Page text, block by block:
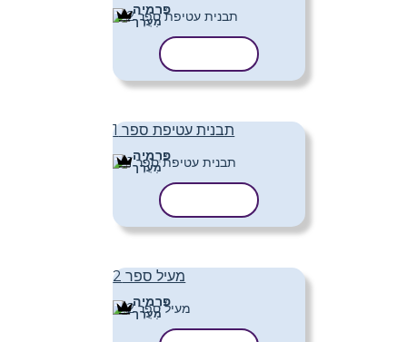
פּרֶמיָה
מַעֲרָך
תבנית עטיפת ספר 1
פּרֶמיָה
מַעֲרָך
מעיל ספר 2
פּרֶמיָה
מַעֲרָך